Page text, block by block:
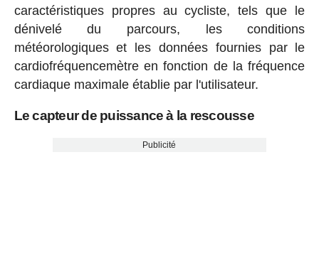
caractéristiques propres au cycliste, tels que le
dénivelé du parcours, les conditions
météorologiques et les données fournies par le
cardiofréquencemètre en fonction de la fréquence
cardiaque maximale établie par l'utilisateur.
Le capteur de puissance à la rescousse
Publicité